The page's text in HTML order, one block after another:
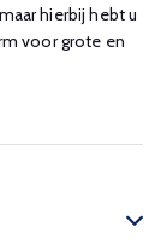
hierbij hebt u
voor grote en